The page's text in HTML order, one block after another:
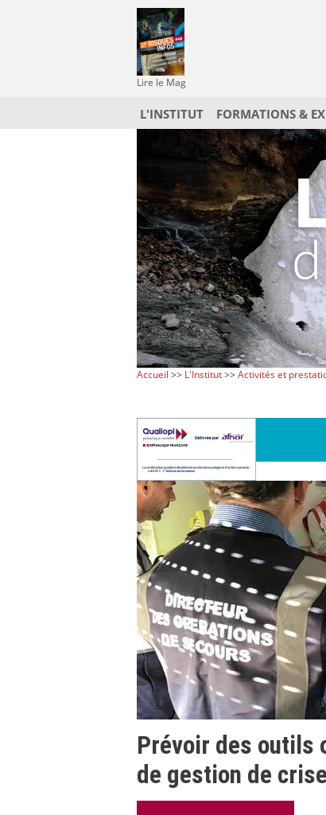
Lire le Mag
L'INSTITUT FORMATIONS &
Accueil >> L'Institut>>Activités et
Prévoir des outils
de gestion de crise